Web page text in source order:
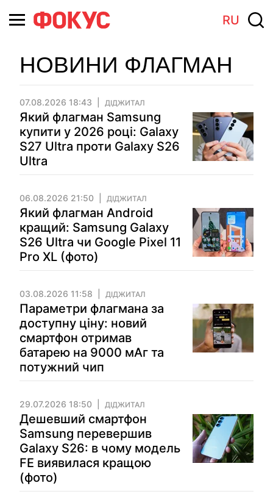
RU
НОВИНИ ФЛАГМАН
07.08.2026 18:43 ДІДЖИТАЛ
Який флагман Samsung
купити у 2026 році: Galaxy
S27 Ultra проти Galaxy S26
Ultra
06.08.2026 21:50 ДІДЖИТАЛ
Який флагман Android
кращий: Samsung Galaxy
S26 Ultra чи Google Pixel 11
Pro XL (фото)
03.08.2026 11:58 ДІДЖИТАЛ
Параметри флагмана за
доступну ціну: новий
смартфон отримав
батарею на 9000 мАг та
потужний чип
29.07.2026 18:50 ДІДЖИТАЛ
Дешевший смартфон
Samsung перевершив
Galaxy S26: в чому модель
FE виявилася кращою
(фото)